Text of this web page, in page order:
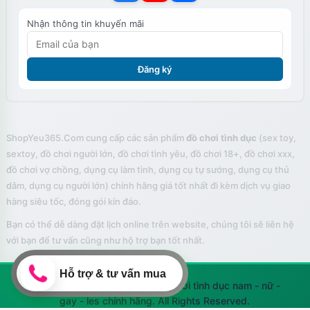
Tính năng của sản phẩm được tích hợp trên phần thân của trứng
rung
Nhận thông tin khuyến mãi
Đăng ký
ShopYeu365.Com cung cấp các sản phẩm đồ chơi tình dục (sex toy,
sextoy, đồ chơi người lớn, đồ chơi tình yêu, đồ chơi 18+, đồ chơi xxx,
đồ chơi vợ chồng, dụng cụ làm tình, dụng cụ tự sướng, dụng cụ thủ
dâm, dụng cụ người lớn) chính hãng giá tốt nhất đi kèm dịch vụ giao
hàng siêu tốc, đóng gói kín đáo.
Bạn có thể dễ dàng đặt lịch online trên website, chúng tôi sẽ liên hệ
với bạn để tư vấn cũng như hộ trợ bạn tốt nhất.
© 2026 Shop Yêu 365 bán đồ chơi tình dục nam - nữ -
gay - les chính hãng. All Rights Reserved.